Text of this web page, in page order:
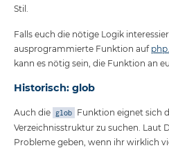
Stil.
Falls euch die nötige Logik
ausprogrammierte Funktion auf
kann es nötig sein, die Funktion an
Historisch: glob
Auch die glob
Funktion eignet sich
Verzeichnisstruktur zu suchen. Laut
Probleme geben, wenn ihr wirklich